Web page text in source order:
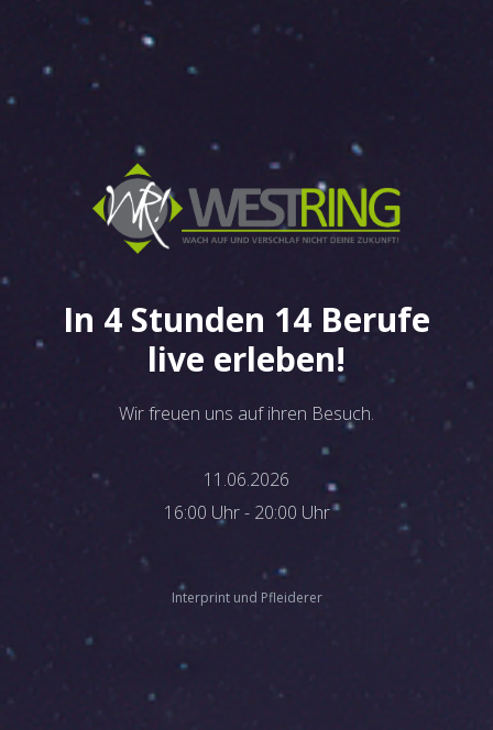
In 4 Stunden 14 Berufe
live erleben!
Wir freuen uns auf ihren Besuch.
11.06.2026
16:00 Uhr - 20:00 Uhr
Interprint und Pfleiderer